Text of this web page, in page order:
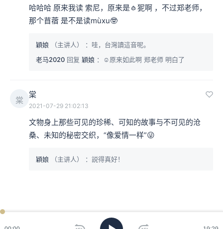
那时的“监”以吉金打造，更从大器皿承水，发展成了镜，
体，浇注于模范之中，待冷却成形，将没有纹饰的一面更
哈哈哈 原来我读 索尼，原来是🧄狔啊 ，不过郑老师，
那个苜蓿 是不是读mùxu🤓
穎娘 （主讲人）
：哇，台灣讀這音呢。
老马2020 回复 穎娘 ：☺️原来如此啊 郑老师 明白了
棠
棠
2021-07-29 21:02:13
文物身上那些可见的珍稀、可知的故事与不可见的沧
桑、未知的秘密交织，“像爱情一样”😜
穎娘 （主讲人） ：説得真好！